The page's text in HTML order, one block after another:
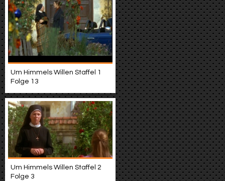
Um Himmels Willen Staffel 1
Folge 13
Um Himmels Willen Staffel 2
Folge 3